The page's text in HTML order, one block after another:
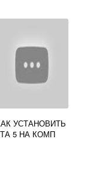
УСТАНОВИТЬ
5 НА КОМП